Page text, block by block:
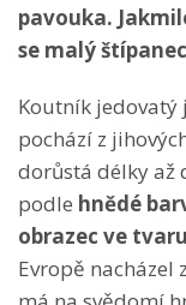
pavouka.
se malý
Koutník jedovatý
pochází z
dorůstá délky až
podle hnědé
obrazec ve
Evropě nacházel